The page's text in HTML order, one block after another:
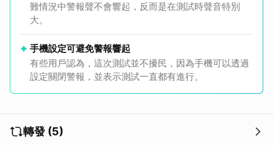
難情況中警報聲不會響起，反而是在測試時聲音特別
大。
手機設定可避免警報響起
有些用戶認為，這次測試並不擾民，因為手機可以透過
設定關閉警報，並表示測試一直都有進行。
轉發 (5)
取消